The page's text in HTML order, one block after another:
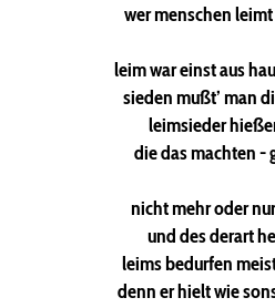
wer menschen
leim war einst aus
sieden mußt’ man
leimsieder
die das machten -
nicht mehr oder
und des derart
leims bedurfen
denn er hielt wie